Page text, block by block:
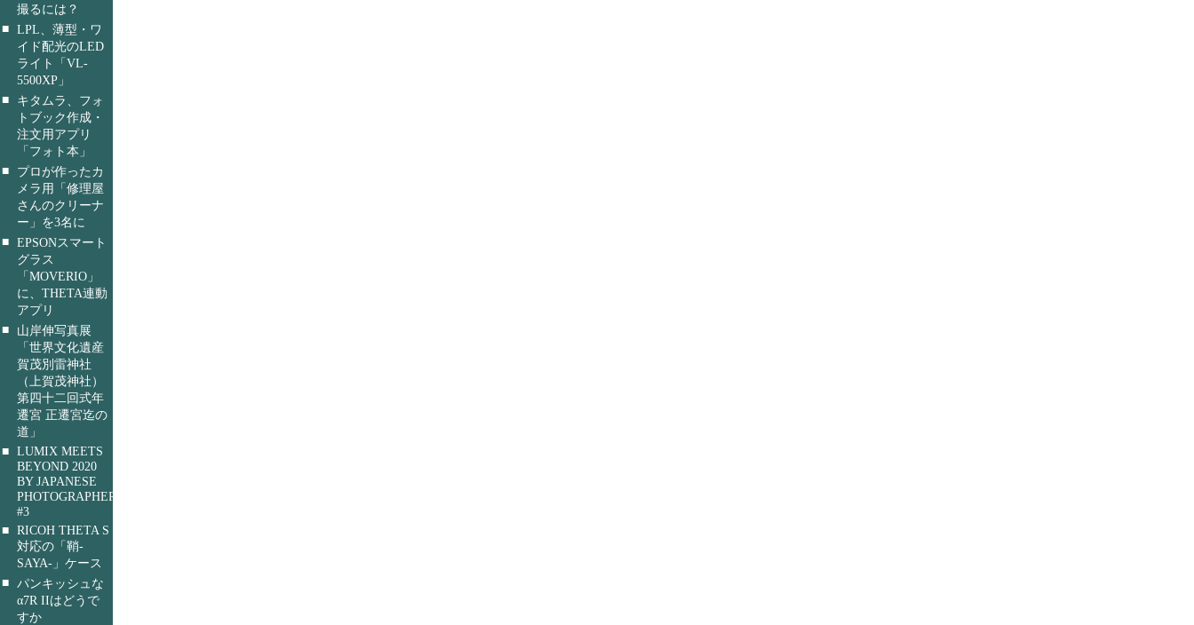
撮るには？
■ LPL、薄型・ワ
イド配光のLED
ライト「VL-
5500XP」
■
キタムラ、フォ
トブック作成・
注文用アプリ
「フォト本」
■
プロが作ったカ
メラ用「修理屋
さんのクリーナ
ー」を3名に
■ EPSONスマート
グラス
「MOVERIO」
に、THETA連動
アプリ
■
山岸伸写真展
「世界文化遺産
賀茂別雷神社
（上賀茂神社）
第四十二回式年
遷宮 正遷宮迄の
道」
■ LUMIX MEETS
BEYOND 2020
BY JAPANESE
PHOTOGRAPHERS
#3
■ RICOH THETA S
対応の「鞘-
SAYA-」ケース
■ パンキッシュな
α7R IIはどうで
すか